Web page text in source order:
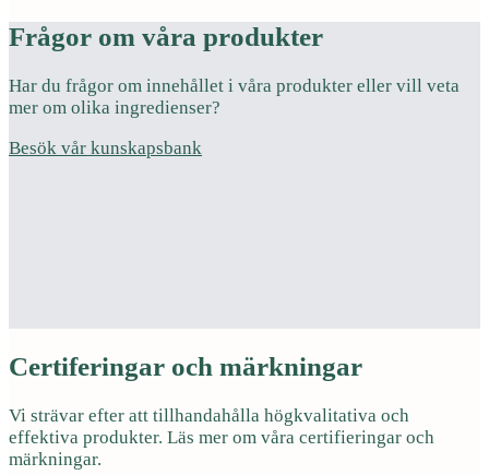
Frågor om våra produkter
Har du frågor om innehållet i våra produkter eller vill veta
mer om olika ingredienser?
Besök vår kunskapsbank
Certiferingar och märkningar
Vi strävar efter att tillhandahålla högkvalitativa och
effektiva produkter. Läs mer om våra certifieringar och
märkningar.